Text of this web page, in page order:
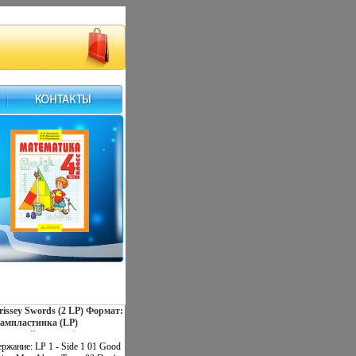
Swords (2 LP) Формат:
(LP)
конверт)
Decca, Polydor
LP 1 - Side 1 01 Good